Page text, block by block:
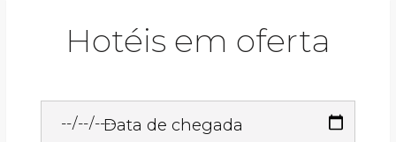
Hotéis em oferta
Data de chegada